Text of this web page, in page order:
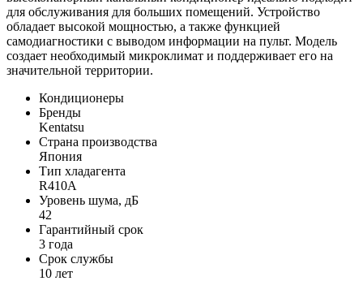
для обслуживания для больших помещений. Устройство
обладает высокой мощностью, а также функцией
самодиагностики с выводом информации на пульт. Модель
создает необходимый микроклимат и поддерживает его на
значительной территории.
Кондиционеры
Бренды
Kentatsu
Страна производства
Япония
Тип хладагента
R410A
Уровень шума, дБ
42
Гарантийный срок
3 года
Срок службы
10 лет